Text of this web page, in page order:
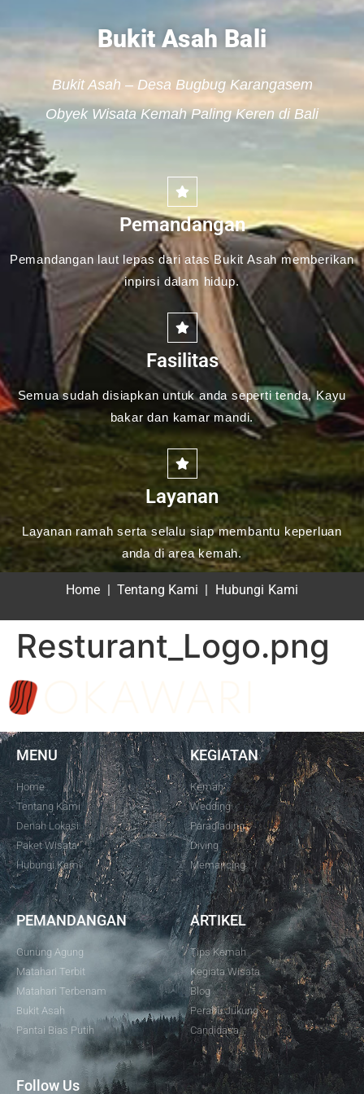
Bukit Asah Bali
Bukit Asah – Desa Bugbug Karangasem
Obyek Wisata Kemah Paling Keren di Bali
Pemandangan
Pemandangan laut lepas dari atas Bukit Asah memberikan
inpirsi dalam hidup.
Fasilitas
Semua sudah disiapkan untuk anda seperti tenda, Kayu
bakar dan kamar mandi.
Layanan
Layanan ramah serta selalu siap membantu keperluan
anda di area kemah.
Home Tentang Kami Hubungi Kami
Resturant_Logo.png
MENU
Home
Tentang Kami
Denah Lokasi
Paket Wisata
Hubungi Kami
KEGIATAN
Kemah
Wedding
Paraglading
Diving
Memancing
PEMANDANGAN
Gunung Agung
Matahari Terbit
Matahari Terbenam
Bukit Asah
Pantai Bias Putih
ARTIKEL
Tips Kemah
Kegiata Wisata
Blog
Perahu Jukung
Candidasa
Follow Us